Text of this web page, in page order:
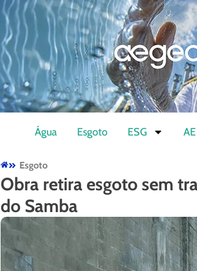
Água Esgoto ESG
Esgoto
Obra retira esgoto sem
do Samba